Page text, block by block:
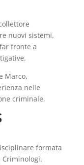
nuovi sistemi,
fronte a
Marco,
nelle
criminale.
formata
Criminologi,